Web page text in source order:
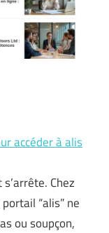
accéder à alis
Chez
“alis” ne
ou soupçon,